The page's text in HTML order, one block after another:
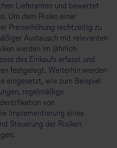
Lieferanten und bewertet
Um dem Risiko einer
Preiserhöhung rechtzeitig zu
Austausch mit relevanten
werden im jährlich
des Einkaufs erfasst und
festgelegt. Weiterhin werden
eingesetzt, wie zum Beispiel
regelmäßige
von
Implementierung eines
Steuerung der Risiken